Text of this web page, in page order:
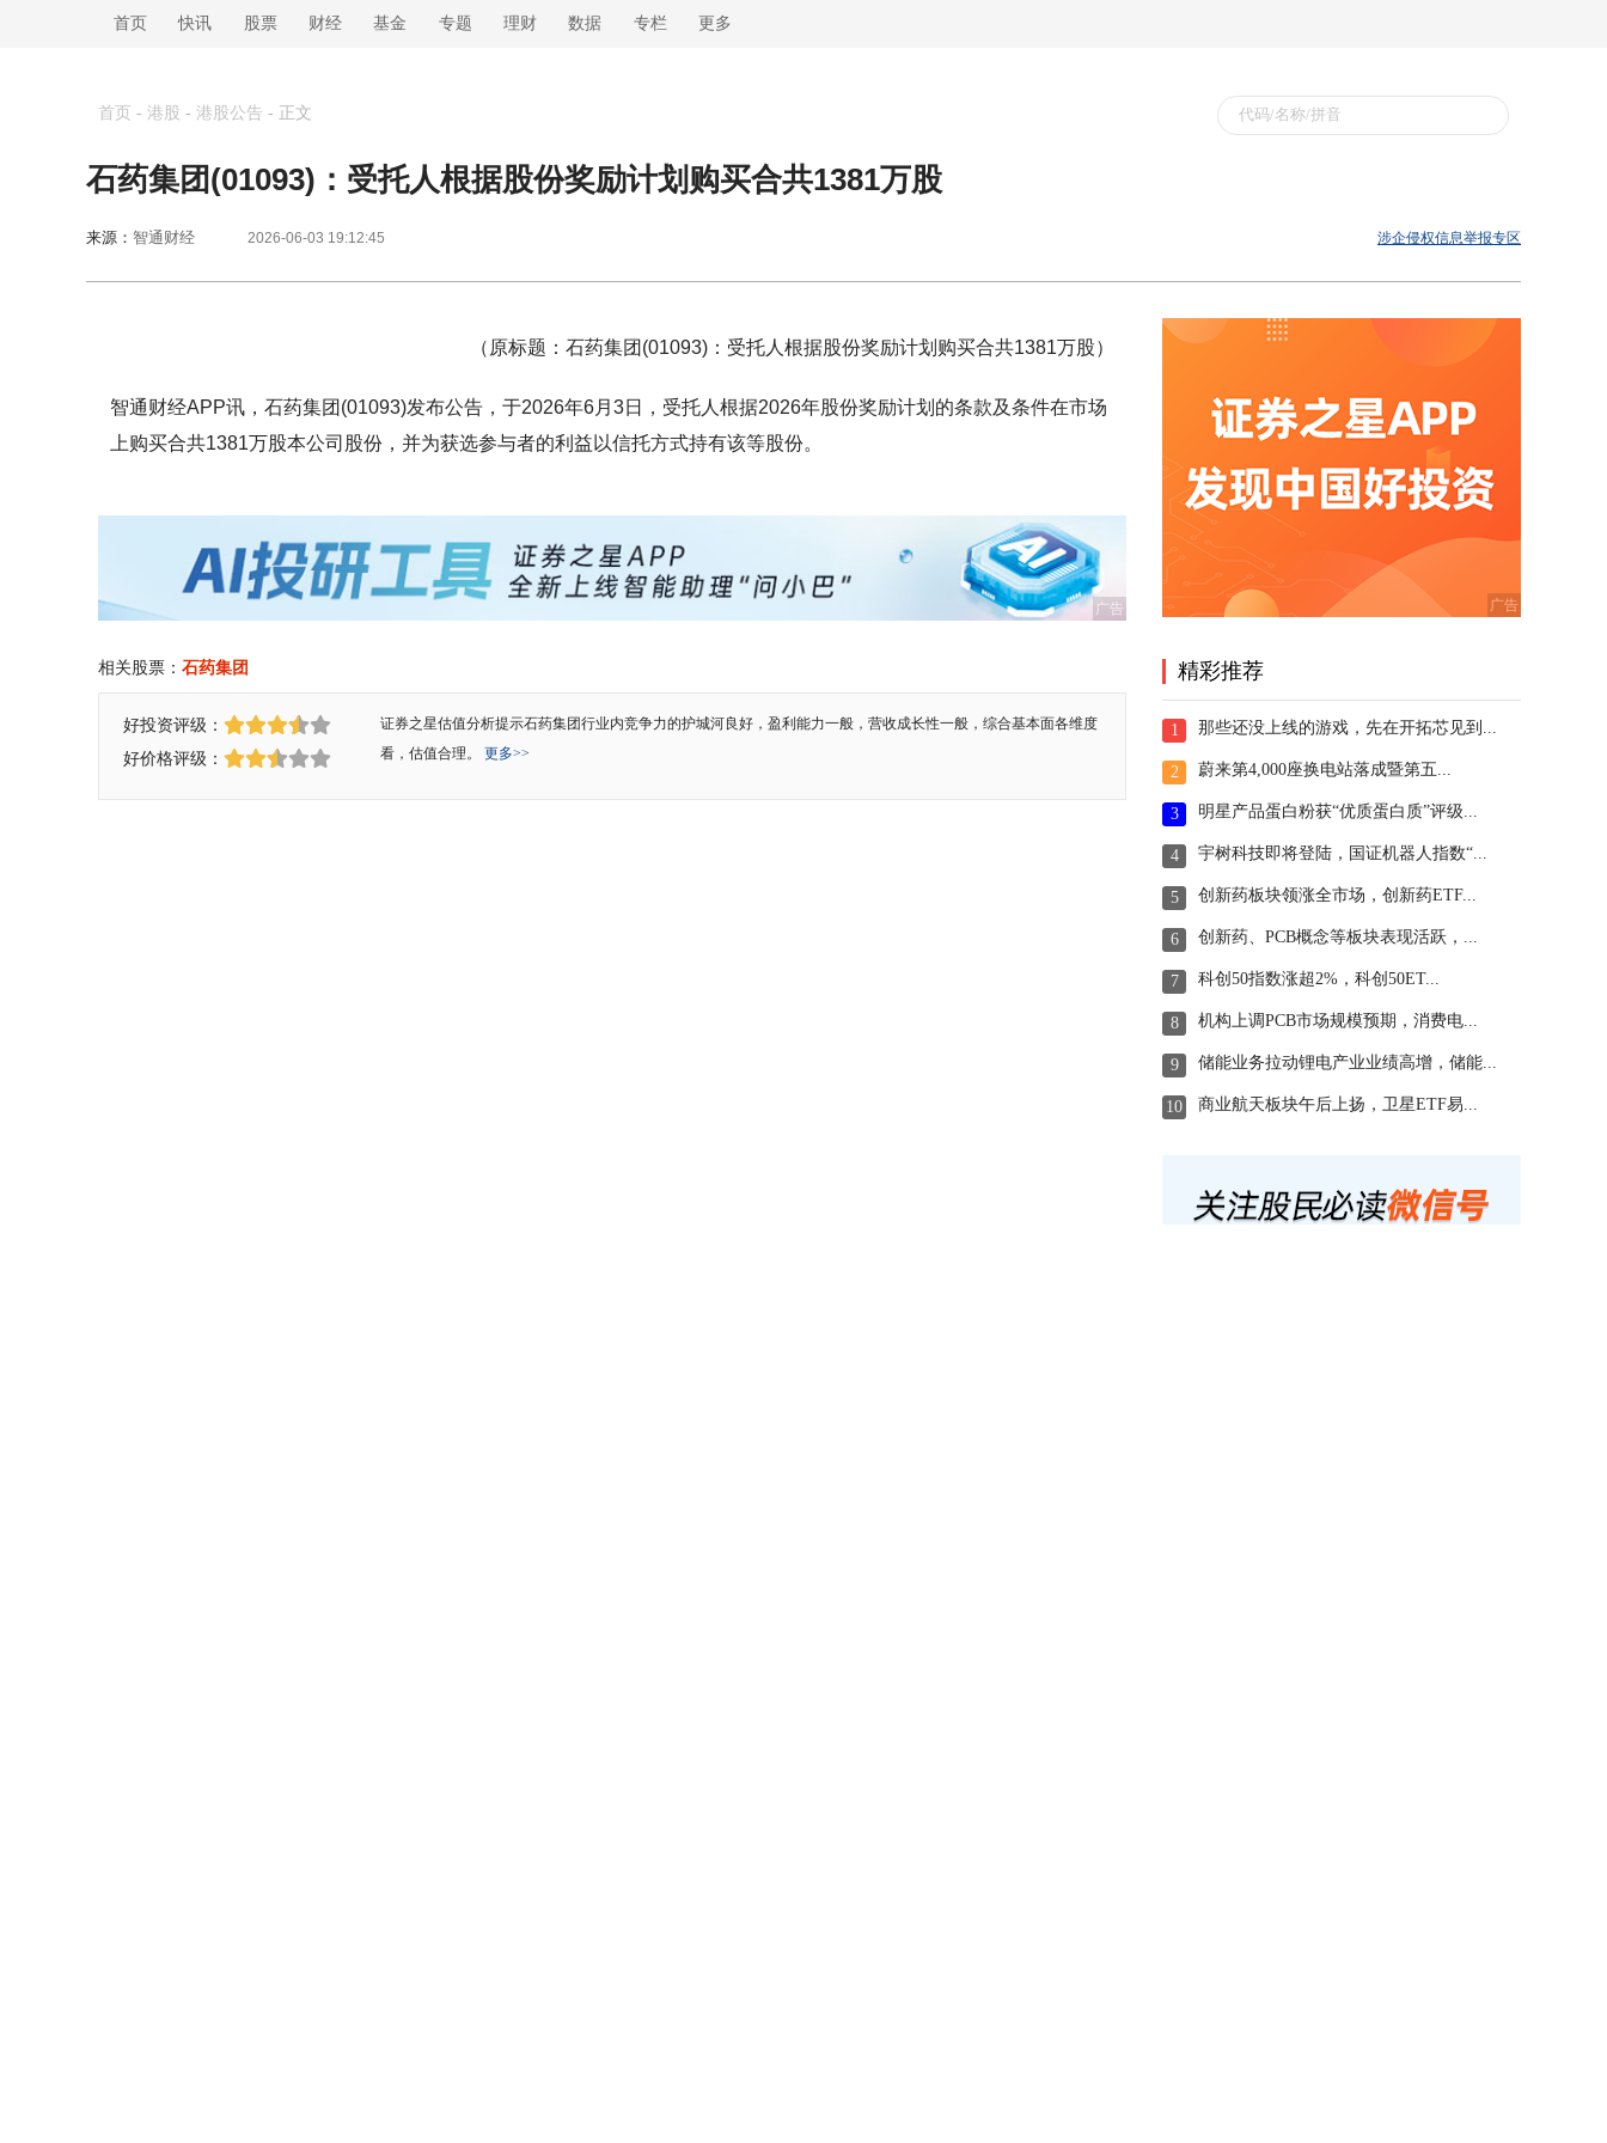
首页 快讯 股票 财经 基金 专题 理财 数据 专栏 更多
首页 - 港股 - 港股公告 - 正文
石药集团(01093)：受托人根据股份奖励计划购买合共1381万股
来源： 智通财经 2026-06-03 19:12:45 涉企侵权信息举报专区
（原标题：石药集团(01093)：受托人根据股份奖励计划购买合共1381万股）
智通财经APP讯，石药集团(01093)发布公告，于2026年6月3日，受托人根据2026年股份奖励计划的条款及条件在市场
上购买合共1381万股本公司股份，并为获选参与者的利益以信托方式持有该等股份。
广告
相关股票： 石药集团
好投资评级：
好价格评级：
证券之星估值分析提示石药集团行业内竞争力的护城河良好，盈利能力一般，营收成长性一般，综合基本面各维度
看，估值合理。 更多>>
精彩推荐
1 那些还没上线的游戏，先在开拓芯见到...
2 蔚来第4,000座换电站落成暨第五...
3 明星产品蛋白粉获“优质蛋白质”评级...
4 宇树科技即将登陆，国证机器人指数“...
5 创新药板块领涨全市场，创新药ETF...
6 创新药、PCB概念等板块表现活跃，...
7 科创50指数涨超2%，科创50ET...
8 机构上调PCB市场规模预期，消费电...
9 储能业务拉动锂电产业业绩高增，储能...
10 商业航天板块午后上扬，卫星ETF易...